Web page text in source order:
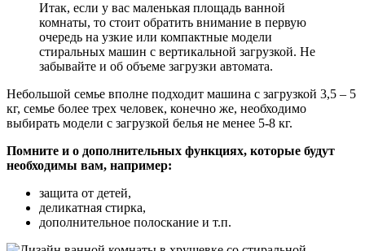
Итак, если у вас маленькая площадь ванной
комнаты, то стоит обратить внимание в первую
очередь на узкие или компактные модели
стиральных машин с вертикальной загрузкой. Не
забывайте и об объеме загрузки автомата.
Небольшой семье вполне подходит машина с загрузкой 3,5 – 5
кг, семье более трех человек, конечно же, необходимо
выбирать модели с загрузкой белья не менее 5-8 кг.
Помните и о дополнительных функциях, которые будут
необходимы вам, например:
защита от детей,
деликатная стирка,
дополнительное полоскание и т.п.